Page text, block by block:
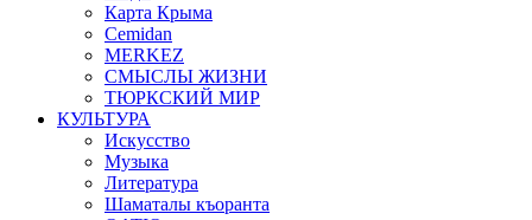
Карта Крыма
Cemidan
МERKEZ
СМЫСЛЫ ЖИЗНИ
ТЮРКСКИЙ МИР
КУЛЬТУРА
Искусство
Музыка
Литература
Шаматалы къоранта